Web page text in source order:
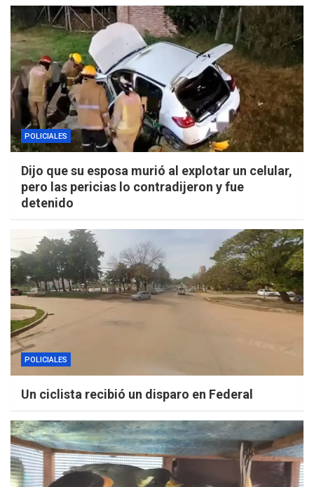
POLICIALES
Dijo que su esposa murió al explotar un celular,
pero las pericias lo contradijeron y fue
detenido
POLICIALES
Un ciclista recibió un disparo en Federal